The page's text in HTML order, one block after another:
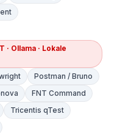
· Ollama · Lokale
Postman / Bruno
FNT Command
Tricentis qTest